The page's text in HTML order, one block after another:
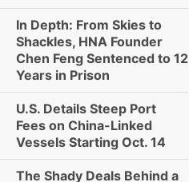
In Depth: From Skies to
Shackles, HNA Founder
Chen Feng Sentenced to 12
Years in Prison
U.S. Details Steep Port
Fees on China-Linked
Vessels Starting Oct. 14
The Shady Deals Behind a